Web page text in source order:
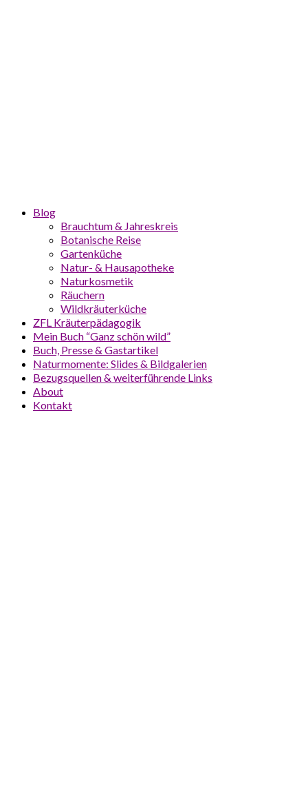
Blog
Brauchtum & Jahreskreis
Botanische Reise
Gartenküche
Natur- & Hausapotheke
Naturkosmetik
Räuchern
Wildkräuterküche
ZFL Kräuterpädagogik
Mein Buch “Ganz schön wild”
Buch, Presse & Gastartikel
Naturmomente: Slides & Bildgalerien
Bezugsquellen & weiterführende Links
About
Kontakt